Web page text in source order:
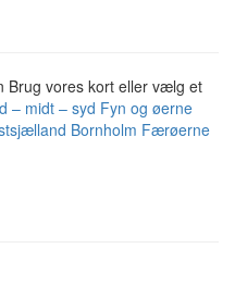
Brug vores kort eller vælg et
– midt – syd Fyn og øerne
Bornholm Færøerne